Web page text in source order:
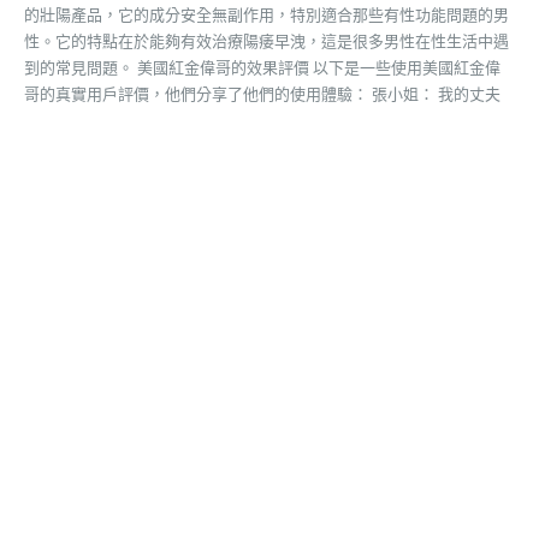
的壯陽產品，它的成分安全無副作用，特別適合那些有性功能問題的男
性。它的特點在於能夠有效治療陽痿早洩，這是很多男性在性生活中遇
到的常見問題。 美國紅金偉哥的效果評價 以下是一些使用美國紅金偉
哥的真實用戶評價，他們分享了他們的使用體驗： 張小姐： 我的丈夫